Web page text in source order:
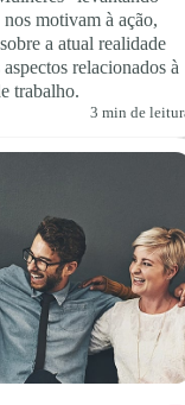
motivam à ação,
a atual realidade
relacionados à
trabalho.
3 min de